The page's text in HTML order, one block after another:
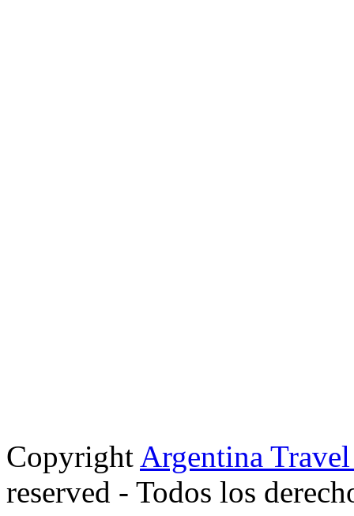
Copyright Argentina
reserved - Todos los